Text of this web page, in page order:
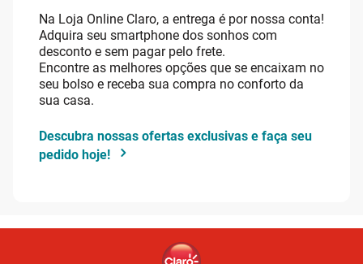
Na Loja Online Claro, a entrega é por nossa conta!
Adquira seu smartphone dos sonhos com
desconto e sem pagar pelo frete.
Encontre as melhores opções que se encaixam no
seu bolso e receba sua compra no conforto da
sua casa.
Descubra nossas ofertas exclusivas e faça seu
pedido hoje!